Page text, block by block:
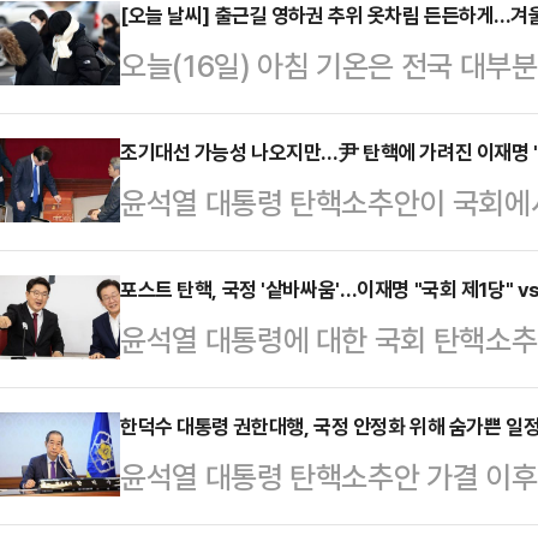
셜미디어 더우인에서 40만 팔로워
'첸이'를 키우는 배달원이라고 소개
유 씨는 "아내가 나와 딸을 버리고
300위안(약 6만원)을 벌어 딸에게
대부분의 영상에 '제 딸은 어머니가
한 딸을 업거나…
[오늘 날씨] 출근길 영하권 추위 옷차림 든든하게...겨
오늘(16일) 아침 기온은 전국 대부
남 등에는 비나 눈이 내린다.기상청
부 지역에 비나 눈이 올 것으로 예
내리는 곳이 있겠다.새벽부터 아침
눈이, 충남 내륙과 그 밖의 전라권
0.1㎝ 미만의 눈이 날리겠다.늦은
안에, 밤에 서울·경기 내륙과 강원
비나…
조기대선 가능성 나오지만…尹 탄핵에 가려진 이재명
윤석열 대통령 탄핵소추안이 국회
기 대선 현실화 가능성이 커지며 이
해지고 있지만, 이 대표를 둘러싼
측이다.결국 헌법재판소의 탄핵 심
심 선고 시점이 어떻게 맞물려 돌아
선거법 담당 재판부가 차기 유력 대
큼, 재판 속도의 부담감을 떨쳐낼
핵소추안이 14일 2번의 …
포스트 탄핵, 국정 '샅바싸움'…이재명 "국회 제1당"
윤석열 대통령에 대한 국회 탄핵소
된 가운데, 정국 주도권을 쥐기 위
어민주당 대표가 민주당의 '국회 제
제안하자 권성동 국민의힘 원내대
이재명 대표는 15일 국회에서 기자
한덕수 대통령 권한대행, 국정 안정화 위해 숨가쁜 일
윤석열 대통령 탄핵소추안 가결 이
정 안정화를 위해 숨가쁜 일정을